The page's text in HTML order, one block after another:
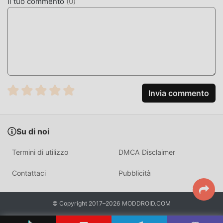
Invia commento
Su di noi
Termini di utilizzo DMCA Disclaimer
Contattaci Pubblicità
© Copyright 2017–2026 MODDROID.COM